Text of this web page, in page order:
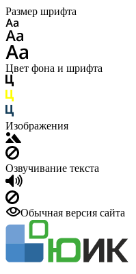
Размер шрифта
Цвет фона и шрифта
Изображения
Озвучивание текста
Обычная версия сайта